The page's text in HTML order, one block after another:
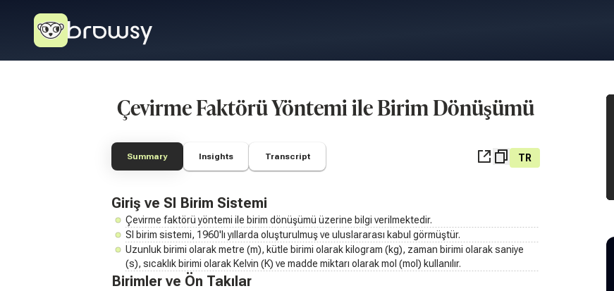
Çevirme Faktörü Yöntemi ile Birim Dönüşümü
Summary Insights Transcript TR
Giriş ve SI Birim Sistemi
Çevirme faktörü yöntemi ile birim dönüşümü üzerine bilgi verilmektedir.
SI birim sistemi, 1960'lı yıllarda oluşturulmuş ve uluslararası kabul görmüştür.
Uzunluk birimi olarak metre (m), kütle birimi olarak kilogram (kg), zaman birimi olarak saniye
(s), sıcaklık birimi olarak Kelvin (K) ve madde miktarı olarak mol (mol) kullanılır.
Birimler ve Ön Takılar